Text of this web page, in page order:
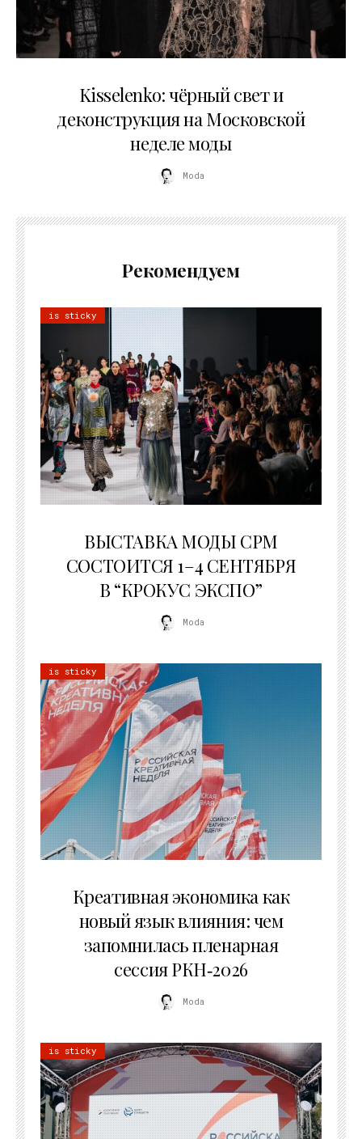
Kisselenko: чёрный свет и
деконструкция на Московской
неделе моды
Moda
Рекомендуем
is sticky
ВЫСТАВКА МОДЫ CPM
СОСТОИТСЯ 1–4 СЕНТЯБРЯ
В “КРОКУС ЭКСПО”
Moda
is sticky
Креативная экономика как
новый язык влияния: чем
запомнилась пленарная
сессия РКН‑2026
Moda
is sticky